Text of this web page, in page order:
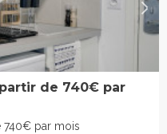
de 740€ par
740€ par mois